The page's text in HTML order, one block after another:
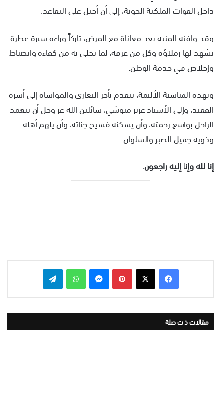
داخل القوات الملكية الجوية، إلى أن أحيل على التقاعد.
وقد وافته المنية بعد معاناة مع المرض، تاركاً وراءه سيرة عطرة
يشهد لها زملاؤه وكل من عرفه، لما تحلى به من كفاءة وانضباط
وإخلاص في خدمة الوطن.
وبهذه المناسبة الأليمة، نتقدم بأحر التعازي والمواساة إلى أسرة
الفقيد، وإلى الأستاذ عزيز منوشي، سائلين الله عز وجل أن يتغمد
الراحل بواسع رحمته، وأن يسكنه فسيح جناته، وأن يلهم أهله
وذويه جميل الصبر والسلوان.
إنا لله وإنا إليه راجعون.
بينتيريست واتساب
مقالات ذات صلة